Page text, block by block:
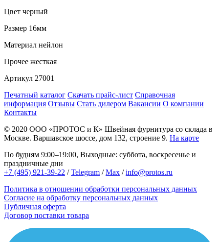
Цвет черный
Размер 16мм
Материал нейлон
Прочее жесткая
Артикул 27001
Печатный каталог Скачать прайс-лист Справочная
информация Отзывы Стать дилером Вакансии О компании
Контакты
© 2020 ООО «ПРОТОС и К» Швейная фурнитура со склада в
Москве. Варшавское шоссе, дом 132, строение 9. На карте
По будням 9:00–19:00, Выходные: суббота, воскресенье и
праздничные дни
+7 (495) 921-39-22 /Telegram /Max /info@protos.ru
Политика в отношении обработки персональных данных
Согласие на обработку персональных данных
Публичная оферта
Договор поставки товара